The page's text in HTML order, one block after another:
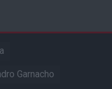
Garnacho